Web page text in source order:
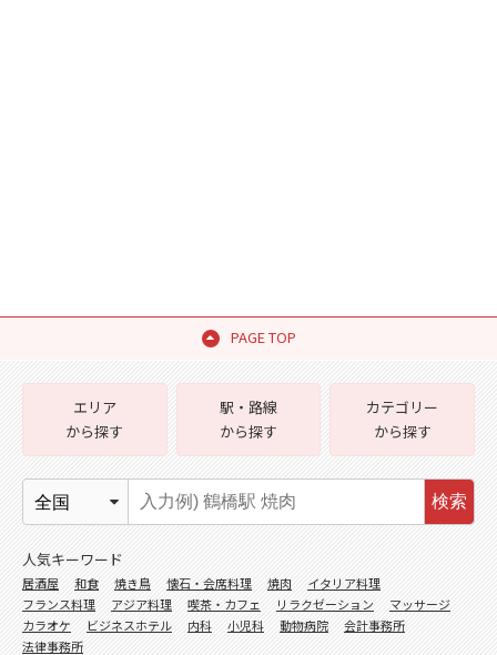
PAGE TOP
エリア
から探す
駅・路線
から探す
カテゴリー
から探す
検索
人気キーワード
居酒屋 和食 焼き鳥 懐石・会席料理 焼肉
イタリア料理
フランス料理
アジア料理 喫茶・カフェ リラクゼーション
マッサージ
カラオケ
ビジネスホテル 内科 小児科 動物病院
会計事務所
法律事務所